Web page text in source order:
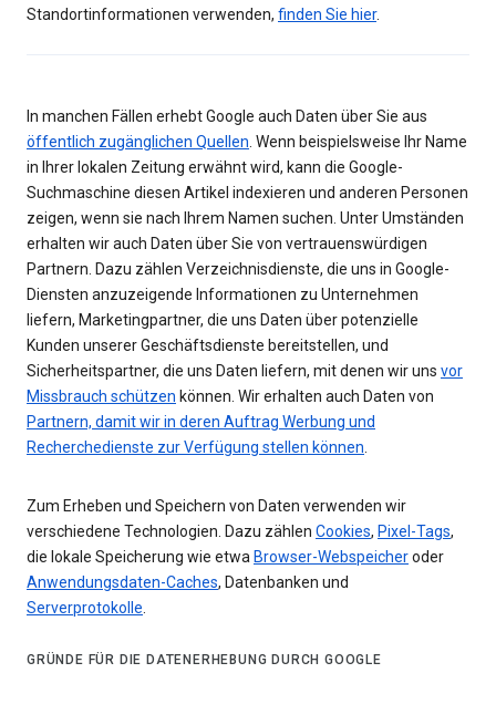
Standortinformationen verwenden, finden Sie hier.
In manchen Fällen erhebt Google auch Daten über Sie aus
öffentlich zugänglichen Quellen. Wenn beispielsweise Ihr Name
in Ihrer lokalen Zeitung erwähnt wird, kann die Google-
Suchmaschine diesen Artikel indexieren und anderen Personen
zeigen, wenn sie nach Ihrem Namen suchen. Unter Umständen
erhalten wir auch Daten über Sie von vertrauenswürdigen
Partnern. Dazu zählen Verzeichnisdienste, die uns in Google-
Diensten anzuzeigende Informationen zu Unternehmen
liefern, Marketingpartner, die uns Daten über potenzielle
Kunden unserer Geschäftsdienste bereitstellen, und
Sicherheitspartner, die uns Daten liefern, mit denen wir uns vor
Missbrauch schützen können. Wir erhalten auch Daten von
Partnern, damit wir in deren Auftrag Werbung und
Recherchedienste zur Verfügung stellen können.
Zum Erheben und Speichern von Daten verwenden wir
verschiedene Technologien. Dazu zählen Cookies, Pixel-Tags,
die lokale Speicherung wie etwa Browser-Webspeicheroder
Anwendungsdaten-Caches, Datenbanken und
Serverprotokolle.
GRÜNDE FÜR DIE DATENERHEBUNG DURCH GOOGLE